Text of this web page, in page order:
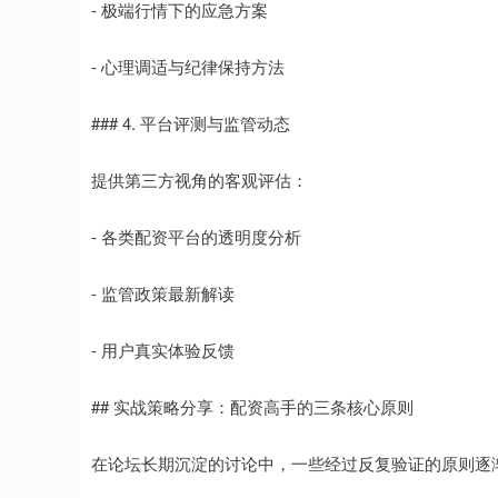
- 极端行情下的应急方案
- 心理调适与纪律保持方法
### 4. 平台评测与监管动态
提供第三方视角的客观评估：
- 各类配资平台的透明度分析
- 监管政策最新解读
- 用户真实体验反馈
## 实战策略分享：配资高手的三条核心原则
在论坛长期沉淀的讨论中，一些经过反复验证的原则逐